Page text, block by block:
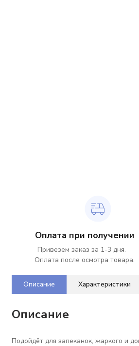
Оплата при получении
Привезем заказ за 1-3 дня.
Оплата после осмотра товара.
Описание Характеристики
Описание
Подойдёт для запеканок, жаркого и